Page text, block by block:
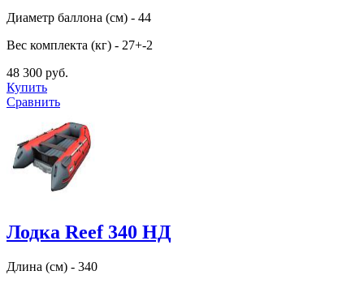
Диаметр баллона (см) - 44
Вес комплекта (кг) - 27+-2
48 300 руб.
Купить
Сравнить
Лодка Reef 340 НД
Длина (см) - 340